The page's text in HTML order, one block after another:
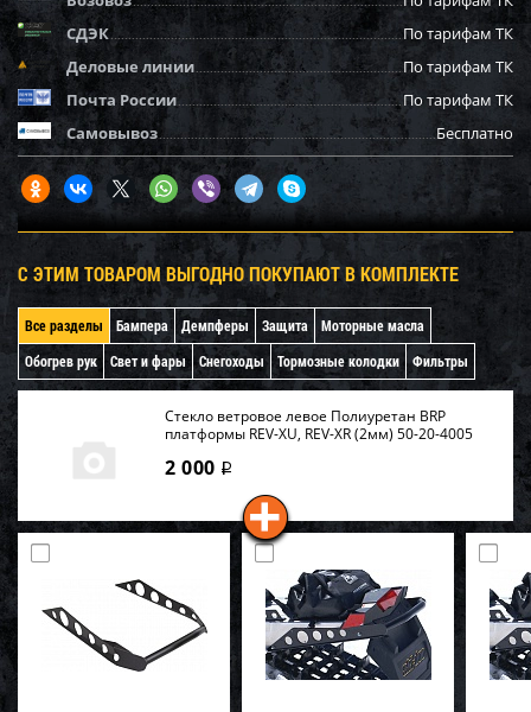
СДЭК
По тарифам ТК
Деловые линии
По тарифам ТК
Почта России
По тарифам ТК
Самовывоз
Бесплатно
С ЭТИМ ТОВАРОМ ВЫГОДНО ПОКУПАЮТ В КОМПЛЕКТЕ
Все разделы Бампера Демпферы Защита
Моторные масла
Обогрев рук
Свет и фары Снегоходы Тормозные колодки Фильтры
Стекло ветровое левое Полиуретан BRP
платформы REV-XU, REV-XR (2мм) 50-20-4005
2 000 i